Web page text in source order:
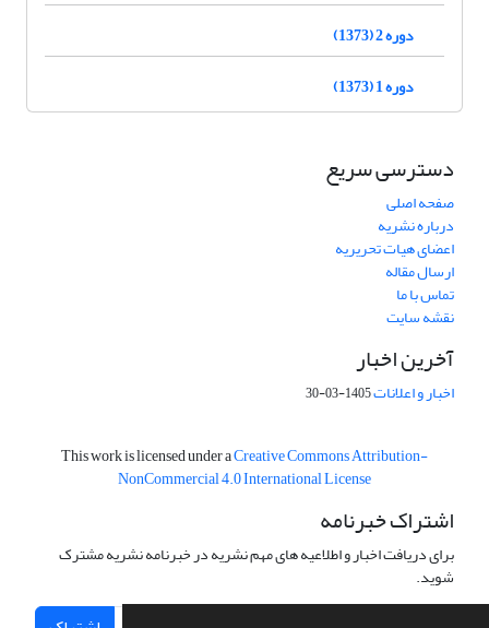
دوره 2 (1373)
دوره 1 (1373)
دسترسی سریع
صفحه اصلی
درباره نشریه
اعضای هیات تحریریه
ارسال مقاله
تماس با ما
نقشه سایت
آخرین اخبار
اخبار و اعلانات1405-03-30
This work is licensed under aCreative Commons Attribution-
NonCommercial 4.0 International License
اشتراک خبرنامه
برای دریافت اخبار و اطلاعیه های مهم نشریه در خبرنامه نشریه مشترک
شوید.